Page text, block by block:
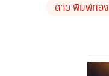
ดาว พิมพ์ทอง